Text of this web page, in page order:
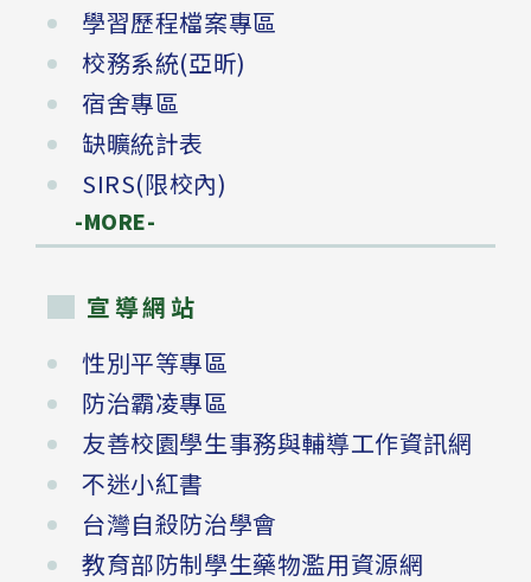
學習歷程檔案專區
校務系統(亞昕)
宿舍專區
缺曠統計表
SIRS(限校內)
-MORE-
宣導網站
性別平等專區
防治霸凌專區
友善校園學生事務與輔導工作資訊網
不迷小紅書
台灣自殺防治學會
教育部防制學生藥物濫用資源網